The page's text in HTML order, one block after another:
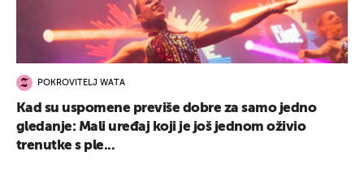
POKROVITELJ WATA
Kad su uspomene previše dobre za samo jedno
gledanje: Mali uređaj koji je još jednom oživio
trenutke s ple...